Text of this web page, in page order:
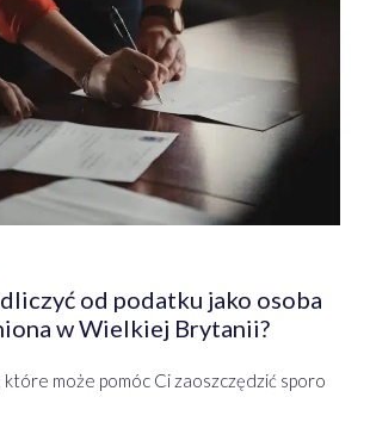
od podatku jako osoba
w Wielkiej Brytanii?
może pomóc Ci zaoszczędzić sporo